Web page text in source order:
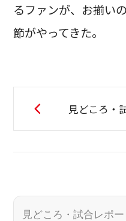
るファンが、お揃い
節がやってきた。
見どころ・